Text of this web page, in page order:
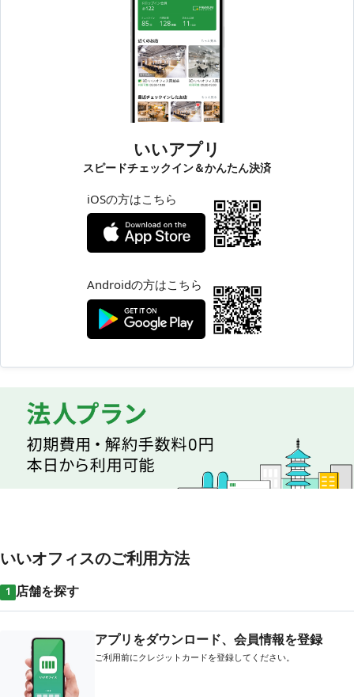
いいアプリ
スピードチェックイン＆かんたん決済
iOSの方はこちら
Androidの方はこちら
いいオフィスのご利用方法
1 店舗を探す
アプリをダウンロード、会員情報を登録
ご利用前にクレジットカードを登録してください。